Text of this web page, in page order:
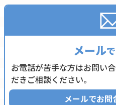
メール
お電話が苦手な方はお問い
だきご相談ください。
メールでお問